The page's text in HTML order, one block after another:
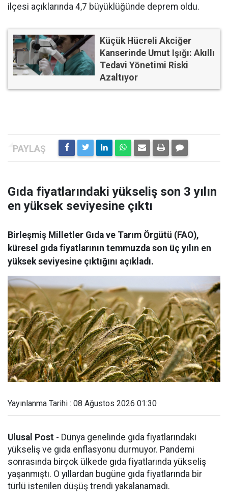
ilçesi açıklarında 4,7 büyüklüğünde deprem oldu.
Küçük Hücreli Akciğer
Kanserinde Umut Işığı: Akıllı
Tedavi Yönetimi Riski
Azaltıyor
Gıda fiyatlarındaki yükseliş son 3 yılın
en yüksek seviyesine çıktı
Birleşmiş Milletler Gıda ve Tarım Örgütü (FAO),
küresel gıda fiyatlarının temmuzda son üç yılın en
yüksek seviyesine çıktığını açıkladı.
Yayınlanma Tarihi : 08 Ağustos 2026 01:30
Ulusal Post - Dünya genelinde gıda fiyatlarındaki
yükseliş ve gıda enflasyonu durmuyor. Pandemi
sonrasında birçok ülkede gıda fiyatlarında yükseliş
yaşanmıştı. O yıllardan bugüne gıda fiyatlarında bir
türlü istenilen düşüş trendi yakalanamadı.